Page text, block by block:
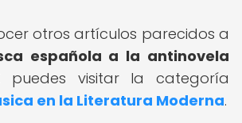
otros artículos parecidos a
española a la antinovela
puedes visitar la categoría
en la Literatura Moderna.